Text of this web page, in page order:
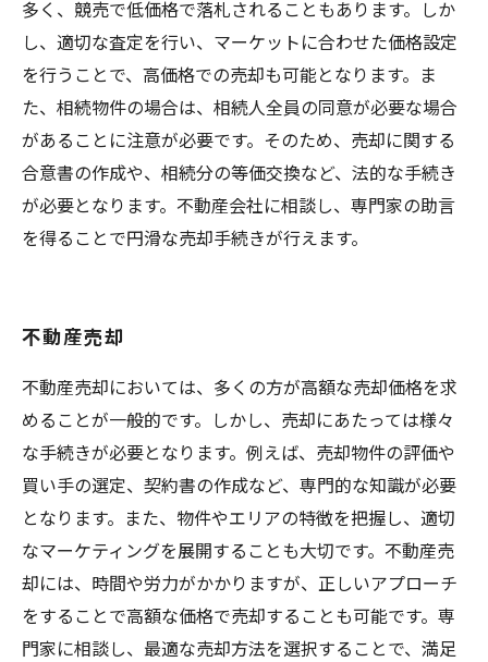
多く、競売で低価格で落札されることもあります。しか
し、適切な査定を行い、マーケットに合わせた価格設定
を行うことで、高価格での売却も可能となります。ま
た、相続物件の場合は、相続人全員の同意が必要な場合
があることに注意が必要です。そのため、売却に関する
合意書の作成や、相続分の等価交換など、法的な手続き
が必要となります。不動産会社に相談し、専門家の助言
を得ることで円滑な売却手続きが行えます。
不動産売却
不動産売却においては、多くの方が高額な売却価格を求
めることが一般的です。しかし、売却にあたっては様々
な手続きが必要となります。例えば、売却物件の評価や
買い手の選定、契約書の作成など、専門的な知識が必要
となります。また、物件やエリアの特徴を把握し、適切
なマーケティングを展開することも大切です。不動産売
却には、時間や労力がかかりますが、正しいアプローチ
をすることで高額な価格で売却することも可能です。専
門家に相談し、最適な売却方法を選択することで、満足